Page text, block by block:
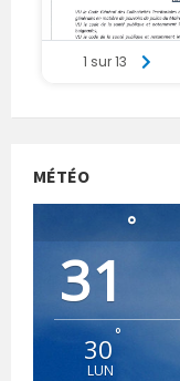
MÉTÉO
31
°
30°
LUN